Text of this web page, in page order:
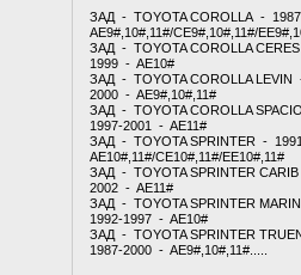
ЗАД - TOYOTA COROLLA -
AE9#,10#,11#/CE9#,10#,11#/
ЗАД - TOYOTA COROLLA
1999 - AE10#
ЗАД - TOYOTA COROLLA LEVIN
2000 - AE9#,10#,11#
ЗАД - TOYOTA COROLLA
1997-2001 - AE11#
ЗАД - TOYOTA SPRINTER -
AE10#,11#/CE10#,11#/EE10#,11#
ЗАД - TOYOTA SPRINTER
2002 - AE11#
ЗАД - TOYOTA SPRINTER
1992-1997 - AE10#
ЗАД - TOYOTA SPRINTER
1987-2000 - AE9#,10#,11#.....